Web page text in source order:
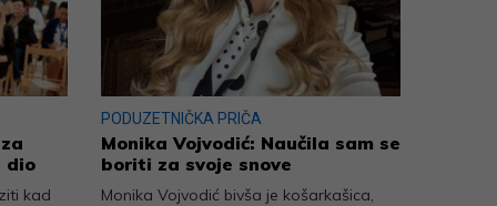
dio
kad
PODUZETNIČKA PRIČA
Monika Vojvodić: Naučila sam se
boriti za svoje snove
Monika Vojvodić bivša je košarkašica,